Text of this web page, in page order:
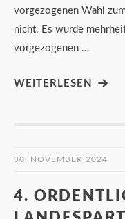
vorgezogenen Wahl
nicht. Es wurde
vorgezogenen …
WEITERLESEN
30. NOVEMBER 2024
4.